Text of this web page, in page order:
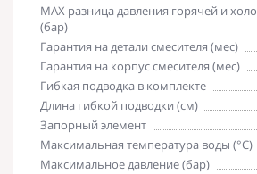
MAX разница давления горячей и
(бар)
Гарантия на детали смесителя (мес)
Гарантия на корпус смесителя (мес)
Гибкая подводка в комплекте
Длина гибкой подводки (см)
Запорный элемент
Максимальная температура воды (°C)
Максимальное давление (бар)